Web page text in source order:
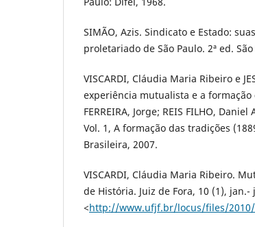
SIMÃO, Azis. Sindicato e Estado:
proletariado de São Paulo. 2ª ed.
VISCARDI, Cláudia Maria Ribeiro e
experiência mutualista e a
FERREIRA, Jorge; REIS FILHO,
Vol. 1, A formação das tradições
Brasileira, 2007.
VISCARDI, Cláudia Maria Ribeiro.
de História. Juiz de Fora, 10 (1),
<http://www.ufjf.br/locus/files/